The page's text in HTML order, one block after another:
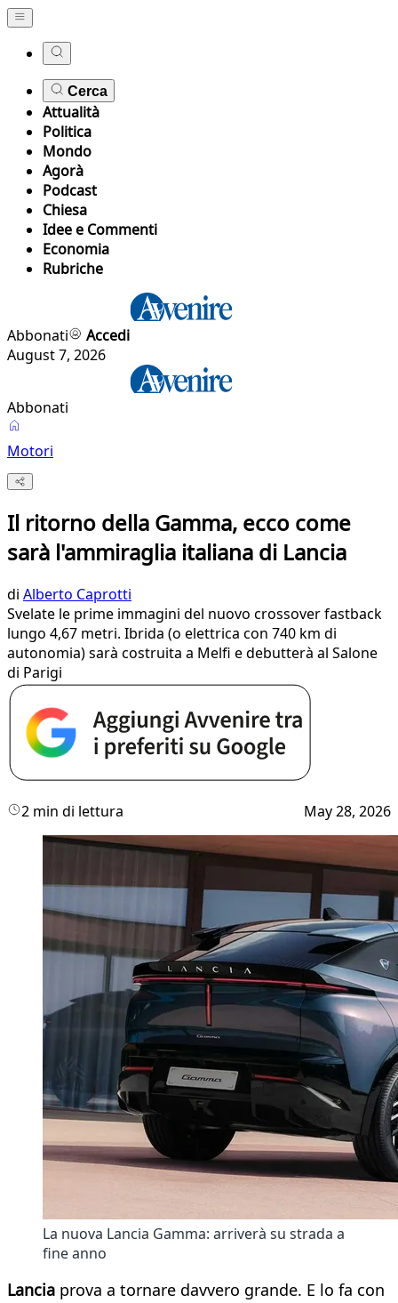
Cerca
Attualità
Politica
Mondo
Agorà
Podcast
Chiesa
Idee e Commenti
Economia
Rubriche
Abbonati
Accedi
August 7, 2026
Abbonati
Motori
Il ritorno della Gamma, ecco come
sarà l'ammiraglia italiana di Lancia
di Alberto Caprotti
Svelate le prime immagini del nuovo crossover fastback
lungo 4,67 metri. Ibrida (o elettrica con 740 km di
autonomia) sarà costruita a Melfi e debutterà al Salone
di Parigi
2 min di lettura May 28, 2026
La nuova Lancia Gamma: arriverà su strada a
fine anno
Lancia prova a tornare davvero grande. E lo fa con